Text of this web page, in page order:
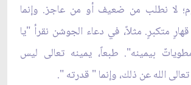
لا نطلب من ضعيف أو من عاجز. وإنما
متكبرٍ. مثلاً، في دعاء الجوشن نقرأ "يا
بيمينه". طبعاً، يمينه تعالى ليس
الله عن ذلك، وإنما " قدرته ".